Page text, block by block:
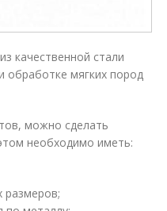
качественной стали
обработке мягких пород
можно сделать
необходимо иметь:
размеров;